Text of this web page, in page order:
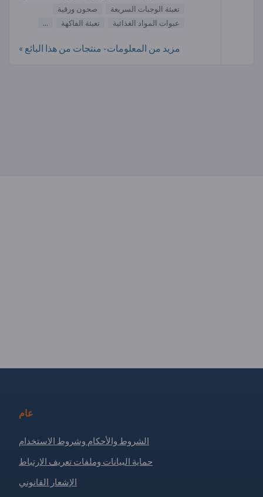
تعبئة الوجبات السريعة
صحون ورقية
عبوات المواد الغذائية
تعبئة الفاكهة ...
مزيد من المعلومات- منتجات من هذا البائع »
عام
الشروط والأحكام وشروط الاستخدام
حماية البيانات وملفات تعريف الارتباط
الإشعار القانوني